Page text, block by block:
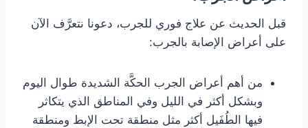
قبل الحديث عن علاج فوري للجرب، دعونا نتعرَّف الآن
على أعراض الإصابة بالجرب:
من أهم أعراض الجرب الحكَّة الشديدة طوال اليوم
وبشكل أكثر في الليل وفي المناطق الذي يتكاثر
فيها الطُفَيل أكثر مثل منطقة تحت الإبط ومنطقة